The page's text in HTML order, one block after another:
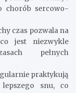
chorób sercowo-
czas pozwala na
jest niezwykle
pełnych
praktykują
lepszego snu, co